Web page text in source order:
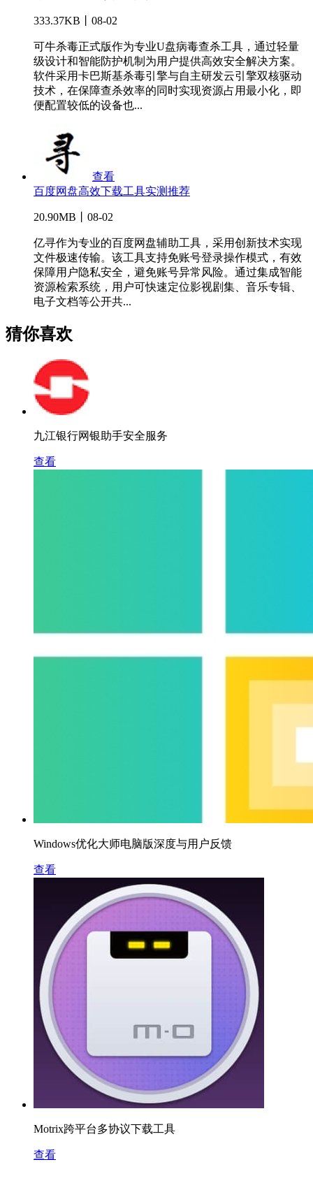
333.37KB丨08-02
可牛杀毒正式版作为专业U盘病毒查杀工具，通过轻量
级设计和智能防护机制为用户提供高效安全解决方案。
软件采用卡巴斯基杀毒引擎与自主研发云引擎双核驱动
技术，在保障查杀效率的同时实现资源占用最小化，即
便配置较低的设备也...
查看
百度网盘高效下载工具实测推荐
20.90MB丨08-02
亿寻作为专业的百度网盘辅助工具，采用创新技术实现
文件极速传输。该工具支持免账号登录操作模式，有效
保障用户隐私安全，避免账号异常风险。通过集成智能
资源检索系统，用户可快速定位影视剧集、音乐专辑、
电子文档等公开共...
猜你喜欢
九江银行网银助手安全服务
查看
Windows优化大师电脑版深度与用户反馈
查看
Motrix跨平台多协议下载工具
查看